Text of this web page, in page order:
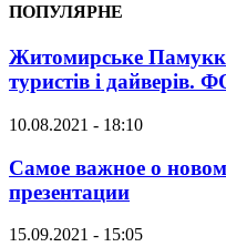
ПОПУЛЯРНЕ
Житомирське
туристів і дайверів.
10.08.2021 - 18:10
Самое важное о
презентации
15.09.2021 - 15:05